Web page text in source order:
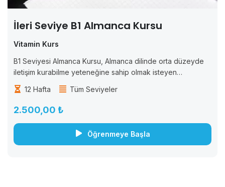
İleri Seviye B1 Almanca Kursu
Vitamin Kurs
B1 Seviyesi Almanca Kursu, Almanca dilinde orta düzeyde
iletişim kurabilme yeteneğine sahip olmak isteyen
öğrenciler için tasarlanmıştır. Bu kurs, öğrencilere Almanca
dilinde okuma, yazma, konuşma ve dinleme becerilerini
geliştirmek için...
12 Hafta Tüm Seviyeler
2.500,00 ₺
Öğrenmeye Başla